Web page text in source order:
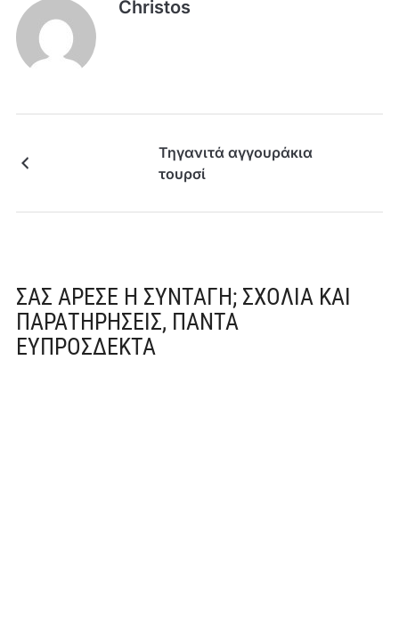
Christos
Τηγανιτά αγγουράκια
τουρσί
ΣΑΣ ΆΡΕΣΕ Η ΣΥΝΤΑΓΉ; ΣΧΌΛΙΑ ΚΑΙ
ΠΑΡΑΤΗΡΉΣΕΙΣ, ΠΆΝΤΑ
ΕΥΠΡΌΣΔΕΚΤΑ